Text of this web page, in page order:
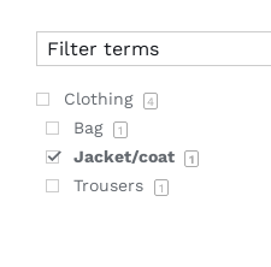
Clothing 4
Bag 1
Jacket/coat 1
Trousers 1